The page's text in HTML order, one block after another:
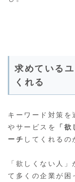
求めている
くれる
キーワード対策を
やサービスを
「
ーチ してくれるの
「欲しくない人
て多くの企業が困